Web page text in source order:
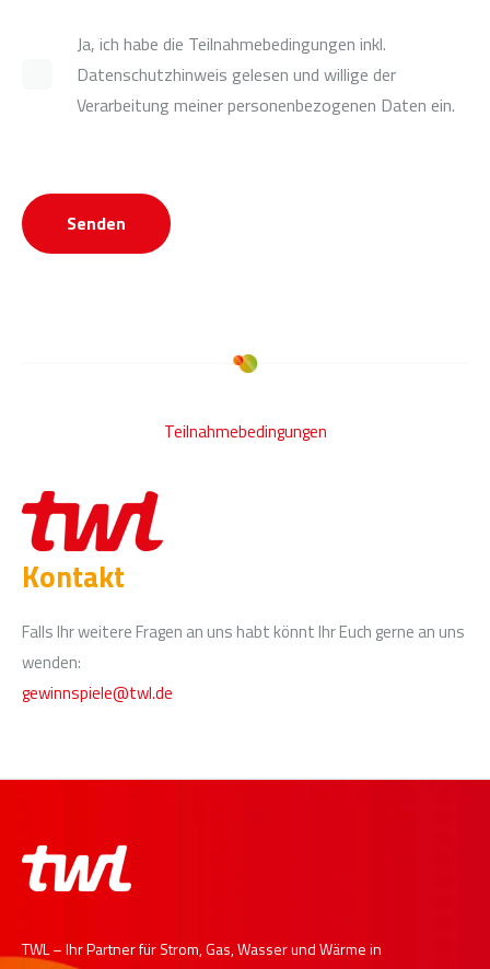
Ja, ich habe die Teilnahmebedingungen inkl.
Datenschutzhinweis gelesen und willige der
Verarbeitung meiner personenbezogenen Daten ein.
Teilnahmebedingungen
Kontakt
Falls Ihr weitere Fragen an uns habt könnt Ihr Euch gerne an uns
wenden:
gewinnspiele@twl.de
TWL – Ihr Partner für Strom, Gas, Wasser und Wärme in